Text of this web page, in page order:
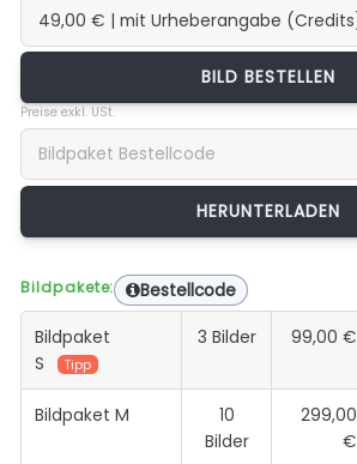
BILD BESTELLEN
Preise exkl. USt.
Bildpakete: Bestellcode
Bildpaket
S
Tipp
3 Bilder 99,00 €
Bildpaket M
10
Bilder
299,00
€